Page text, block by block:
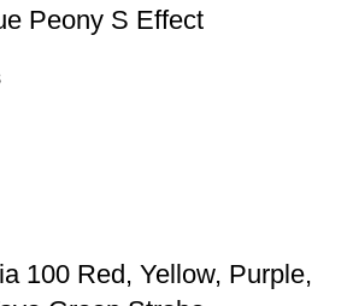
Peony S Effect
100 Red, Yellow, Purple,